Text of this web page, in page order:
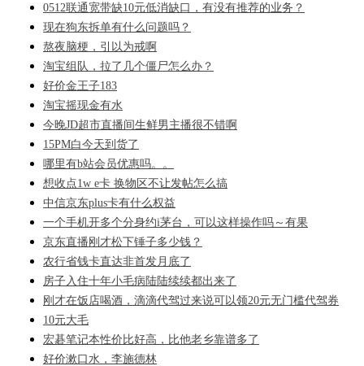
0512联通宽带缺10元低消缺口，有没有推荐的业务？
现在狗东拆单有什么问题吗？
熬夜脑梗，引以为戒啊
淘宝组队，拉了几个僵尸怎么办？
好价金王子183
淘宝摇现金有水
今晚JD超市直播间生鲜男主播很不错啊
15PM白今天到货了
哪里有b站会员优惠吗。。
想收点1w e卡 换物区不让发帖怎么搞
中信京东plus卡有什么权益
一个手机开多个分身约i茅台，可以这样操作吗～有果
京东直播刚才松下锤子多少钱？
农行省钱卡直达非首发月底了
房子入住十年小毛病陆陆续续都出来了
刚才在饭店喝酒，滴滴代驾过来说可以领20元无门槛代驾券
10元大毛
宏碁笔记本性价比好高，比他老乡靠谱多了
好价漱口水，李施德林